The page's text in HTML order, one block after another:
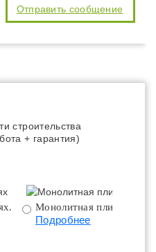
строительства
+ гарантия)
Монолитная плита.
Подробнее